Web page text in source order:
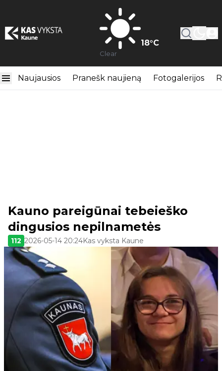
18°C
Clear
Naujausios Pranešk naujieną Fotogalerijos
Kauno pareigūnai tebeieško
dingusios nepilnametės
112 2026-05-14 20:24Kas vyksta Kaune